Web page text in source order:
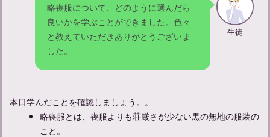
一周忌法要、身内だけの場合は何を着るの？服装マナーを解説
【一周忌】服装の選び方ガイド：ふさわしい服装で参列しよう
略喪服について、どのように選んだら
良いかを学ぶことができました。色々
と教えていただきありがとうございま
した。
生徒
本日学んだことを確認しましょう。。
略喪服とは、喪服よりも荘厳さが少ない黒の無地の服装の
こと。